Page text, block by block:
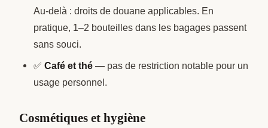
Au-delà : droits de douane applicables. En
pratique, 1–2 bouteilles dans les bagages passent
sans souci.
✅ Café et thé — pas de restriction notable pour un
usage personnel.
Cosmétiques et hygiène